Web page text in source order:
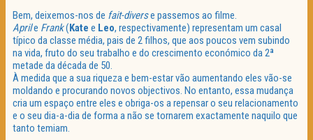
Bem, deixemos-nos de fait-diverse passemos ao filme.
Aprile Frank(Kate e Leo, respectivamente) representam um casal
típico da classe média, pais de 2 filhos, que aos poucos vem subindo
na vida, fruto do seu trabalho e do crescimento económico da 2ª
metade da década de 50.
À medida que a sua riqueza e bem-estar vão aumentando eles vão-se
moldando e procurando novos objectivos. No entanto, essa mudança
cria um espaço entre eles e obriga-os a repensar o seu relacionamento
e o seu dia-a-dia de forma a não se tornarem exactamente naquilo que
tanto temiam.